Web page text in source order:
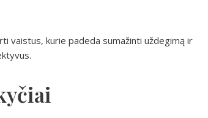
vaistus, kurie padeda sumažinti uždegimą ir